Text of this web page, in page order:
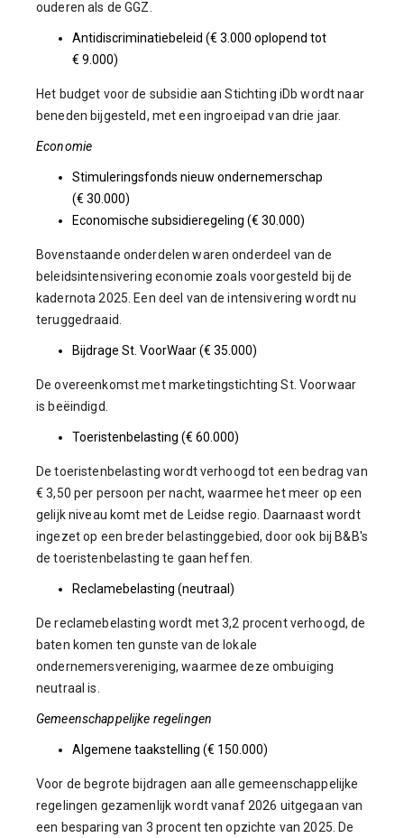
ouderen als de GGZ.
Antidiscriminatiebeleid (€ 3.000 oplopend tot
€ 9.000)
Het budget voor de subsidie aan Stichting iDb wordt naar
beneden bijgesteld, met een ingroeipad van drie jaar.
Economie
Stimuleringsfonds nieuw ondernemerschap
(€ 30.000)
Economische subsidieregeling (€ 30.000)
Bovenstaande onderdelen waren onderdeel van de
beleidsintensivering economie zoals voorgesteld bij de
kadernota 2025. Een deel van de intensivering wordt nu
teruggedraaid.
Bijdrage St. VoorWaar (€ 35.000)
De overeenkomst met marketingstichting St. Voorwaar
is beëindigd.
Toeristenbelasting (€ 60.000)
De toeristenbelasting wordt verhoogd tot een bedrag van
€ 3,50 per persoon per nacht, waarmee het meer op een
gelijk niveau komt met de Leidse regio. Daarnaast wordt
ingezet op een breder belastinggebied, door ook bij B&B's
de toeristenbelasting te gaan heffen.
Reclamebelasting (neutraal)
De reclamebelasting wordt met 3,2 procent verhoogd, de
baten komen ten gunste van de lokale
ondernemersvereniging, waarmee deze ombuiging
neutraal is.
Gemeenschappelijke regelingen
Algemene taakstelling (€ 150.000)
Voor de begrote bijdragen aan alle gemeenschappelijke
regelingen gezamenlijk wordt vanaf 2026 uitgegaan van
een besparing van 3 procent ten opzichte van 2025. De